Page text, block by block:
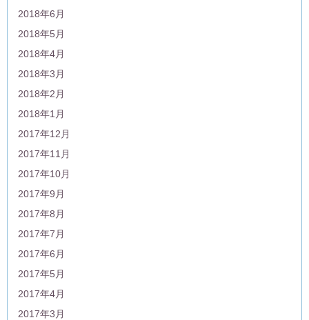
2018年6月
2018年5月
2018年4月
2018年3月
2018年2月
2018年1月
2017年12月
2017年11月
2017年10月
2017年9月
2017年8月
2017年7月
2017年6月
2017年5月
2017年4月
2017年3月